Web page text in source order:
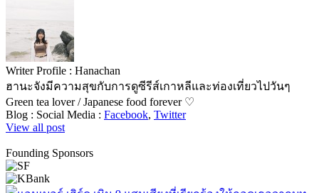
Writer Profile : Hanachan
ฮานะจังมีความสุขกับการดูซีรีส์เกาหลีและท่องเที่ยวไปวันๆ
Green tea lover / Japanese food forever ♡
Blog : Social Media : Facebook, Twitter
View all post
Founding Sponsors